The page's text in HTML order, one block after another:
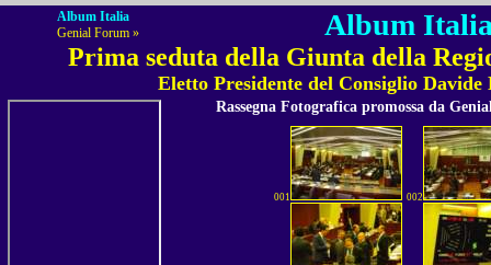
Album Italia
Genial Forum »
Album
Prima seduta della Giunta della
Eletto Presidente del Consiglio
Rassegna Fotografica promossa da
001 002